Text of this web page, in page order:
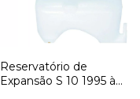
Reservatório de
Expansão S 10 1995 à